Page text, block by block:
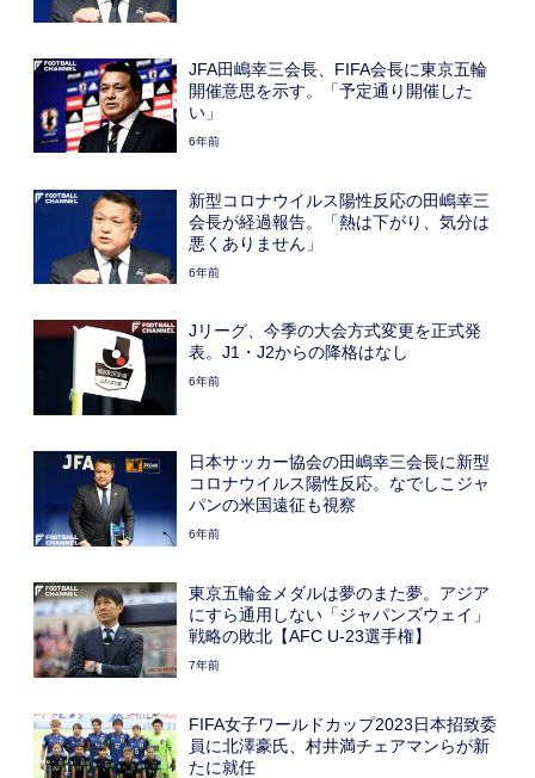
JFA田嶋幸三会長、FIFA会長に東京五輪
開催意思を示す。「予定通り開催した
い」
6年前
新型コロナウイルス陽性反応の田嶋幸三
会長が経過報告。「熱は下がり、気分は
悪くありません」
6年前
Jリーグ、今季の大会方式変更を正式発
表。J1・J2からの降格はなし
6年前
日本サッカー協会の田嶋幸三会長に新型
コロナウイルス陽性反応。なでしこジャ
パンの米国遠征も視察
6年前
東京五輪金メダルは夢のまた夢。アジア
にすら通用しない「ジャパンズウェイ」
戦略の敗北【AFC U-23選手権】
7年前
FIFA女子ワールドカップ2023日本招致委
員に北澤豪氏、村井満チェアマンらが新
たに就任